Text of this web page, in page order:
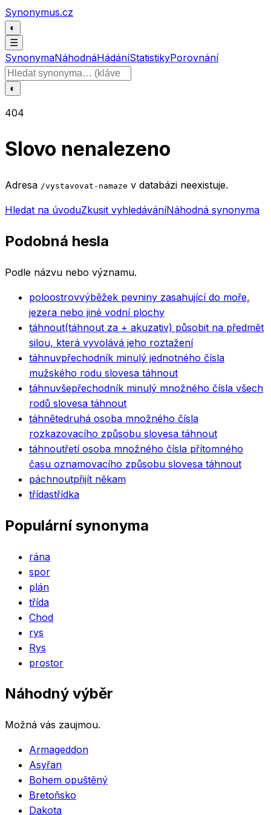
Přeskočit na obsah
Synonymus.cz
◐
☰
SynonymaNáhodnáHádáníStatistikyPorovnání
Hledat slovo
◐
404
Slovo nenalezeno
Adresa /vystavovat-namaze v databázi neexistuje.
Hledat na úvoduZkusit vyhledáváníNáhodná synonyma
Podobná hesla
Podle názvu nebo významu.
poloostrovvýběžek pevniny zasahující do moře,
jezera nebo jiné vodní plochy
táhnout(táhnout za + akuzativ) působit na předmět
silou, která vyvolává jeho roztažení
táhnuvpřechodník minulý jednotného čísla
mužského rodu slovesa táhnout
táhnuvšepřechodník minulý množného čísla všech
rodů slovesa táhnout
táhnětedruhá osoba množného čísla
rozkazovacího způsobu slovesa táhnout
táhnoutřetí osoba množného čísla přítomného
času oznamovacího způsobu slovesa táhnout
páchnoutpřijít někam
třídastřídka
Populární synonyma
rána
spor
plán
třída
Chod
rys
Rys
prostor
Náhodný výběr
Možná vás zaujmou.
Armageddon
Asyřan
Bohem opuštěný
Bretoňsko
Dakota